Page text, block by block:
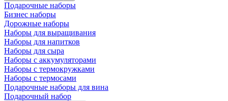
Подарочные наборы
Бизнес наборы
Дорожные наборы
Наборы для выращивания
Наборы для напитков
Наборы для сыра
Наборы с аккумуляторами
Наборы с термокружками
Наборы с термосами
Подарочные наборы для вина
Подарочный набор